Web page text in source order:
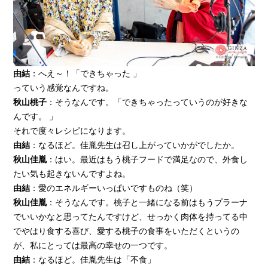
由結 ：へえ～！「できちゃった 」
っていう感覚なんですね。
秋山桃子 ：そうなんです。「できちゃったっていうのが好きな
んです。 」
それで度々レシピになります。
由結 ：なるほど。佳胤先生は召し上がっていかがでしたか。
秋山佳胤：はい。最近はもう桃子フードで満足なので、外食し
たい気も起きないんですよね。
由結 ：愛のエネルギーいっぱいですものね（笑）
秋山佳胤：そうなんです。桃子と一緒になる前はもうプラーナ
でいいかなと思ってたんですけど、せっかく肉体を持ってる中
でやはり食する喜び、愛する桃子の食事をいただくというの
が、私にとっては最高の幸せの一つです。
由結 ：なるほど。佳胤先生は「不食」